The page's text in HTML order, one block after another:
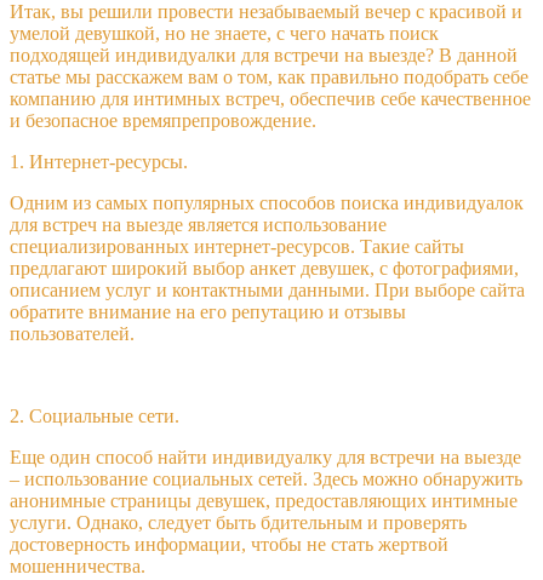
Итак, вы решили провести незабываемый вечер с красивой и
умелой девушкой, но не знаете, с чего начать поиск
подходящей индивидуалки для встречи на выезде? В данной
статье мы расскажем вам о том, как правильно подобрать себе
компанию для интимных встреч, обеспечив себе качественное
и безопасное времяпрепровождение.
1. Интернет-ресурсы.
Одним из самых популярных способов поиска индивидуалок
для встреч на выезде является использование
специализированных интернет-ресурсов. Такие сайты
предлагают широкий выбор анкет девушек, с фотографиями,
описанием услуг и контактными данными. При выборе сайта
обратите внимание на его репутацию и отзывы
пользователей.
2. Социальные сети.
Еще один способ найти индивидуалку для встречи на выезде
– использование социальных сетей. Здесь можно обнаружить
анонимные страницы девушек, предоставляющих интимные
услуги. Однако, следует быть бдительным и проверять
достоверность информации, чтобы не стать жертвой
мошенничества.